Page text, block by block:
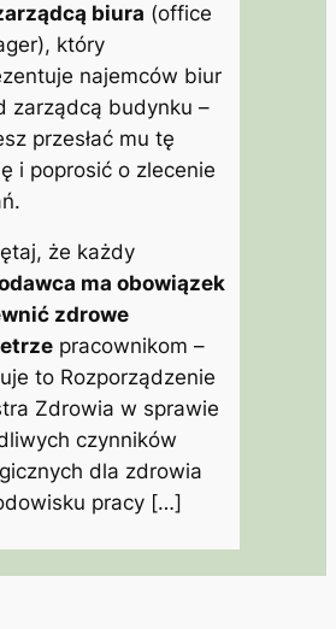
biura (office
), który
najemców biur
zarządcą budynku –
przesłać mu tę
i poprosić o zlecenie
że każdy
ma obowiązek
zdrowe
pracownikom –
to Rozporządzenie
Zdrowia w sprawie
czynników
dla zdrowia
pracy […]